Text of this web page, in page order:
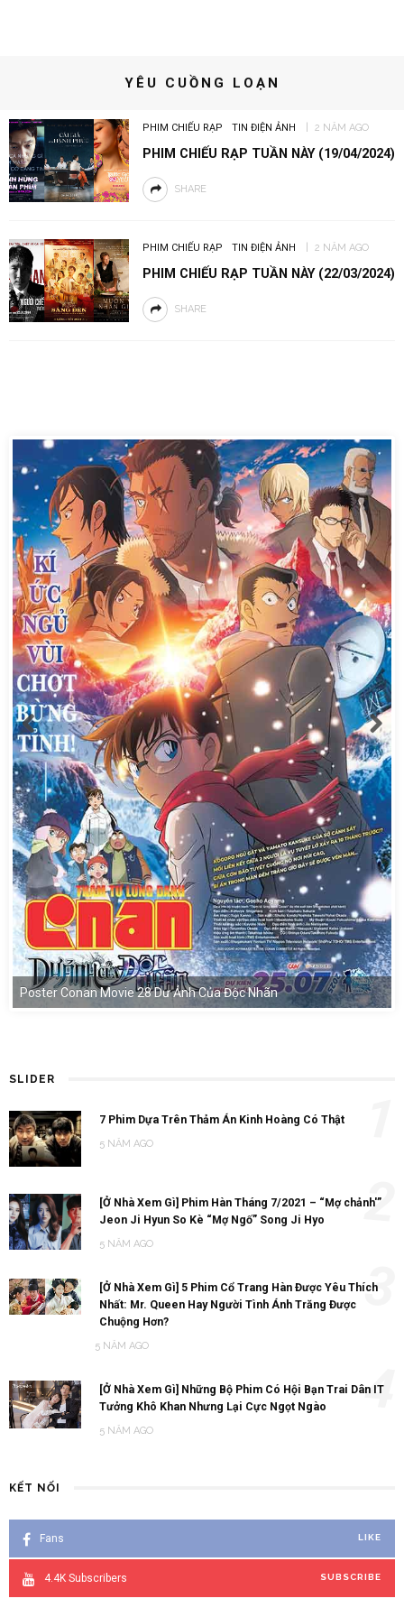
YÊU CUỒNG LOẠN
PHIM CHIẾU RẠP TIN ĐIỆN ẢNH 2 NĂM AGO
PHIM CHIẾU RẠP TUẦN NÀY (19/04/2024)
SHARE
PHIM CHIẾU RẠP TIN ĐIỆN ẢNH 2 NĂM AGO
PHIM CHIẾU RẠP TUẦN NÀY (22/03/2024)
SHARE
Poster Conan Movie 28 Dư Ảnh Của Độc Nhãn
SLIDER
7 Phim Dựa Trên Thảm Án Kinh Hoàng Có Thật
5 NĂM AGO
[Ở Nhà Xem Gì] Phim Hàn Tháng 7/2021 – “Mợ chảnh'”
Jeon Ji Hyun So Kè “Mợ Ngố” Song Ji Hyo
5 NĂM AGO
2
[Ở Nhà Xem Gì] 5 Phim Cổ Trang Hàn Được Yêu Thích
Nhất: Mr. Queen Hay Người Tình Ánh Trăng Được
Chuộng Hơn?
5 NĂM AGO
3
[Ở Nhà Xem Gì] Những Bộ Phim Có Hội Bạn Trai Dân IT
Tưởng Khô Khan Nhưng Lại Cực Ngọt Ngào
5 NĂM AGO
4
KẾT NỐI
Fans LIKE
4.4K Subscribers SUBSCRIBE